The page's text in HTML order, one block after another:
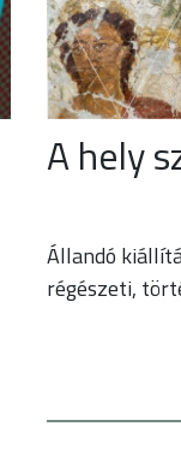
A hely
Állandó
régészeti,